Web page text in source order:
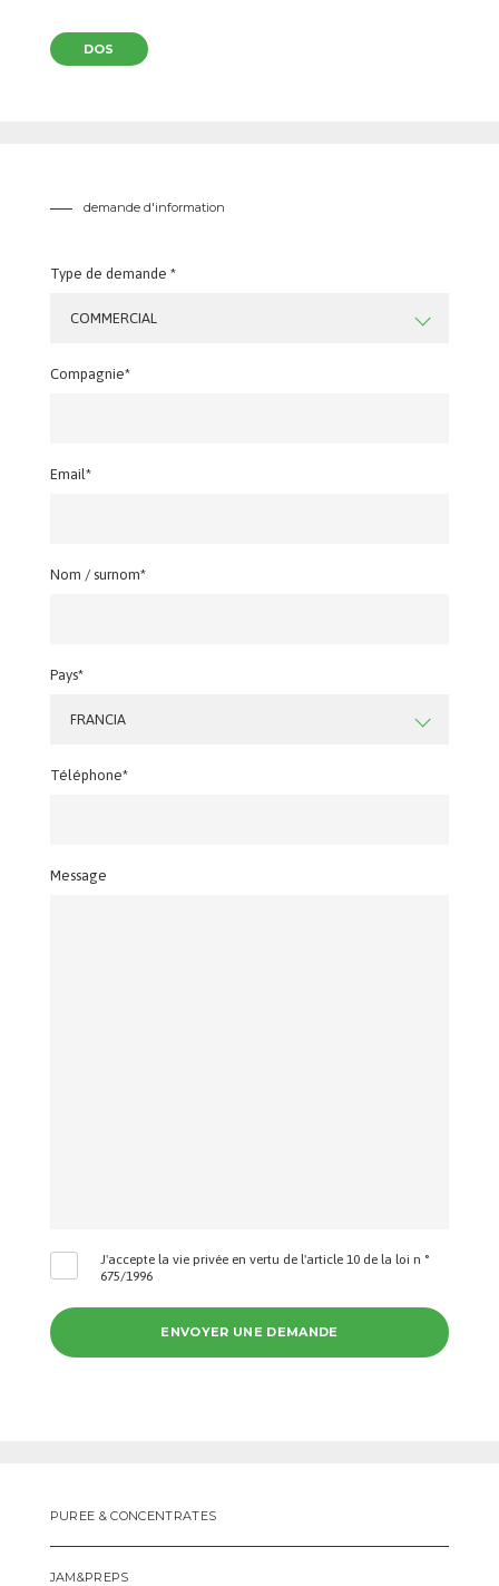
DOS
demande d'information
Type de demande *
COMMERCIAL
Compagnie*
Email*
Nom / surnom*
Pays*
FRANCIA
Téléphone*
Message
J'accepte la vie privée en vertu de l'article 10 de la loi n °
675/1996
PUREE & CONCENTRATES
JAM&PREPS